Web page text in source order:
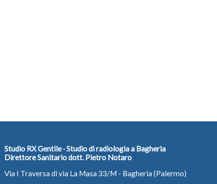
Studio RX Gentile · Studio di radiologia a Bagheria
Direttore Sanitario dott. Pietro Notaro
Via I Traversa di via La Masa 33/M - Bagheria (Palermo)